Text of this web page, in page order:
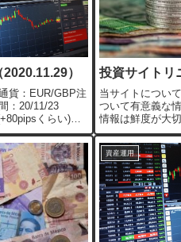
）
貨：EUR/GBP注
：20/11/23
くらい)損
ら記事にします
ないです・・・
投資サイトリ
当サイトについ
ついて有意義な
情報は鮮度が大
らず、スピード
資の情報は、私
twitterをもとに
資産運用